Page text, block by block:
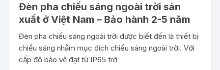
Đèn pha chiếu sáng ngoài trời sản
xuất ở Việt Nam – Bảo hành 2-5 năm
Đèn pha chiếu sáng ngoài trời được biết đến là thiết bị
chiếu sáng nhằm mục đích chiếu sáng ngoài trời. Với
cấp độ bảo vệ đạt từ IP65 trở